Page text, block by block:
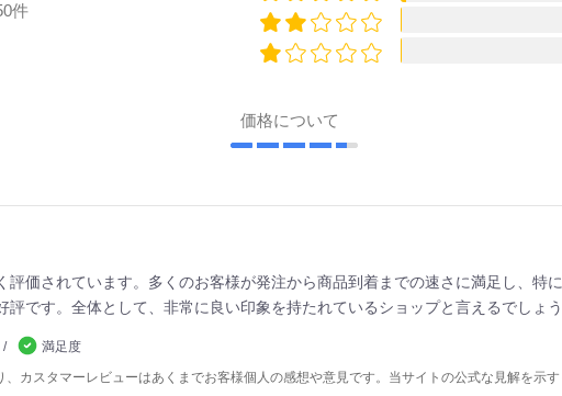
件
価格について
価されています。多くのお客様が発注から商品到着までの速さに満足し、特
です。全体として、非常に良い印象を持たれているショップと言えるでしょう
満足度
カスタマーレビューはあくまでお客様個人の感想や意見です。当サイトの公式な見解を示す